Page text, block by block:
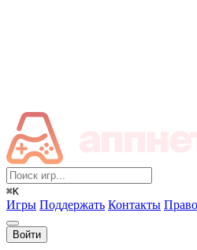
⌘K
Игры Поддержать Контакты
Войти